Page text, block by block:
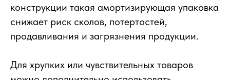
конструкции такая амортизирующая упаковка
снижает риск сколов, потертостей,
продавливания и загрязнения продукции.
Для хрупких или чувствительных товаров